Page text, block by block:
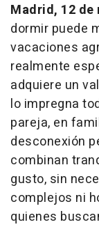
Madrid, 12 de
dormir puede
vacaciones
realmente
adquiere un
lo impregna
pareja, en
desconexión
combinan
gusto, sin
complejos ni
quienes